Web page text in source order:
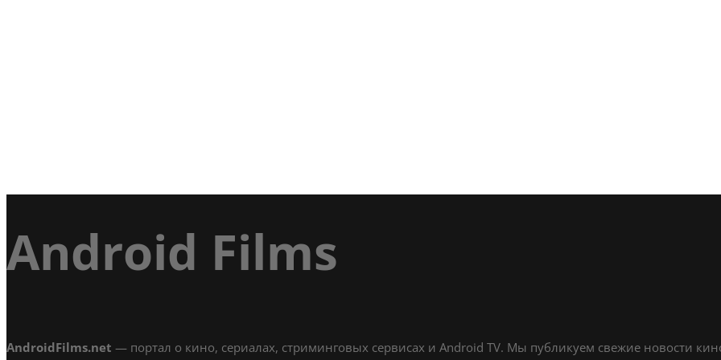
Android Films
AndroidFilms.net — портал о кино, сериалах, стриминговых сервисах и Android TV. Мы публикуем свежие новости